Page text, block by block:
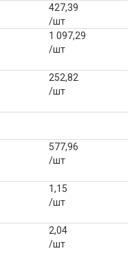
427,39
/шт
1 097,29
/шт
252,82
/шт
577,96
/шт
1,15
/шт
2,04
/шт